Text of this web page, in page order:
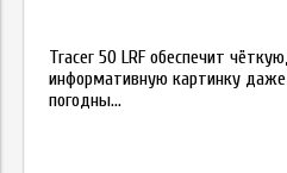
Tracer 50 LRF обеспечит
информативную картинку
погодны...